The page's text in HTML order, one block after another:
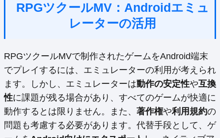
RPGツクールMV：Androidエミュ
レーターの活用
RPGツクールMVで制作されたゲームをAndroid端末
でプレイするには、エミュレーターの利用が考えられ
ます。しかし、エミュレーターは動作の安定性や互換
性に課題が残る場合があり、すべてのゲームが快適に
動作するとは限りません。また、 著作権や利用規約の
問題も考慮する必要があります。代替手段として、ゲ